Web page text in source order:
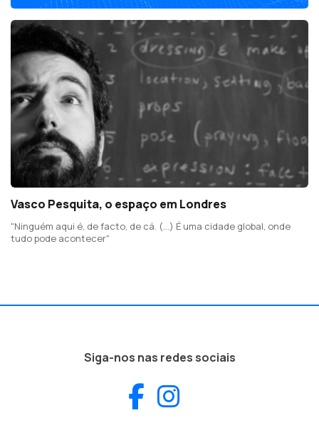
Vasco Pesquita, o espaço em Londres
"Ninguém aqui é, de facto, de cá. (...) É uma cidade global, onde
tudo pode acontecer"
Siga-nos nas redes sociais
Facebook